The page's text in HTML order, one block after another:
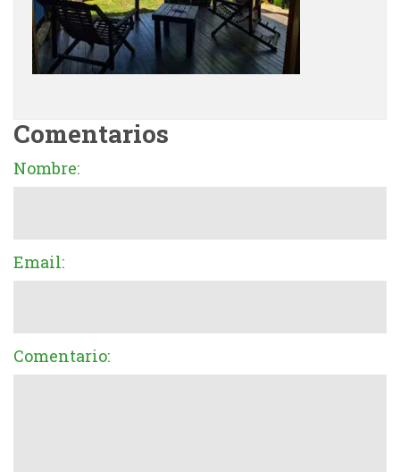
Comentarios
Nombre:
Email:
Comentario: